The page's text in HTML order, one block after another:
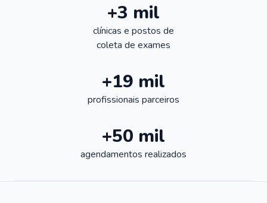
+3 mil
clínicas e postos de
coleta de exames
+19 mil
profissionais parceiros
+50 mil
agendamentos realizados